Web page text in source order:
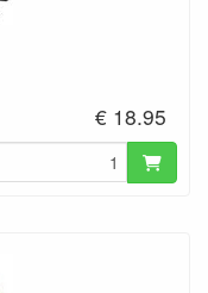
€ 18.95